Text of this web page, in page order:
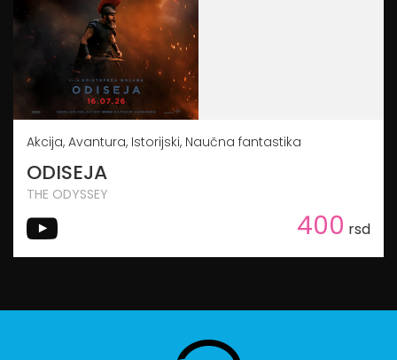
Akcija, Avantura, Istorijski, Naučna fantastika
ODISEJA
THE ODYSSEY
400 rsd